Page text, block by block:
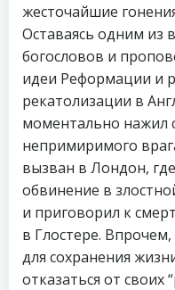
жесточайшие
Оставаясь одним из
богословов и
идеи Реформации и
рекатолизации в
моментально нажил
непримиримого
вызван в Лондон,
обвинение в
и приговорил к
в Глостере.
для сохранения
отказаться от своих